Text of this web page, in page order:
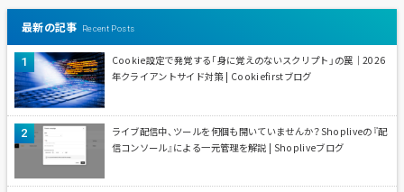
最新の記事 Recent Posts
Cookie設定で発覚する「身に覚えのないスクリプト」の罠｜2026
年クライアントサイド対策 | Cookiefirstブログ
ライブ配信中、ツールを何個も開いていませんか？Shopliveの『配
信コンソール』による一元管理を解説 | Shopliveブログ